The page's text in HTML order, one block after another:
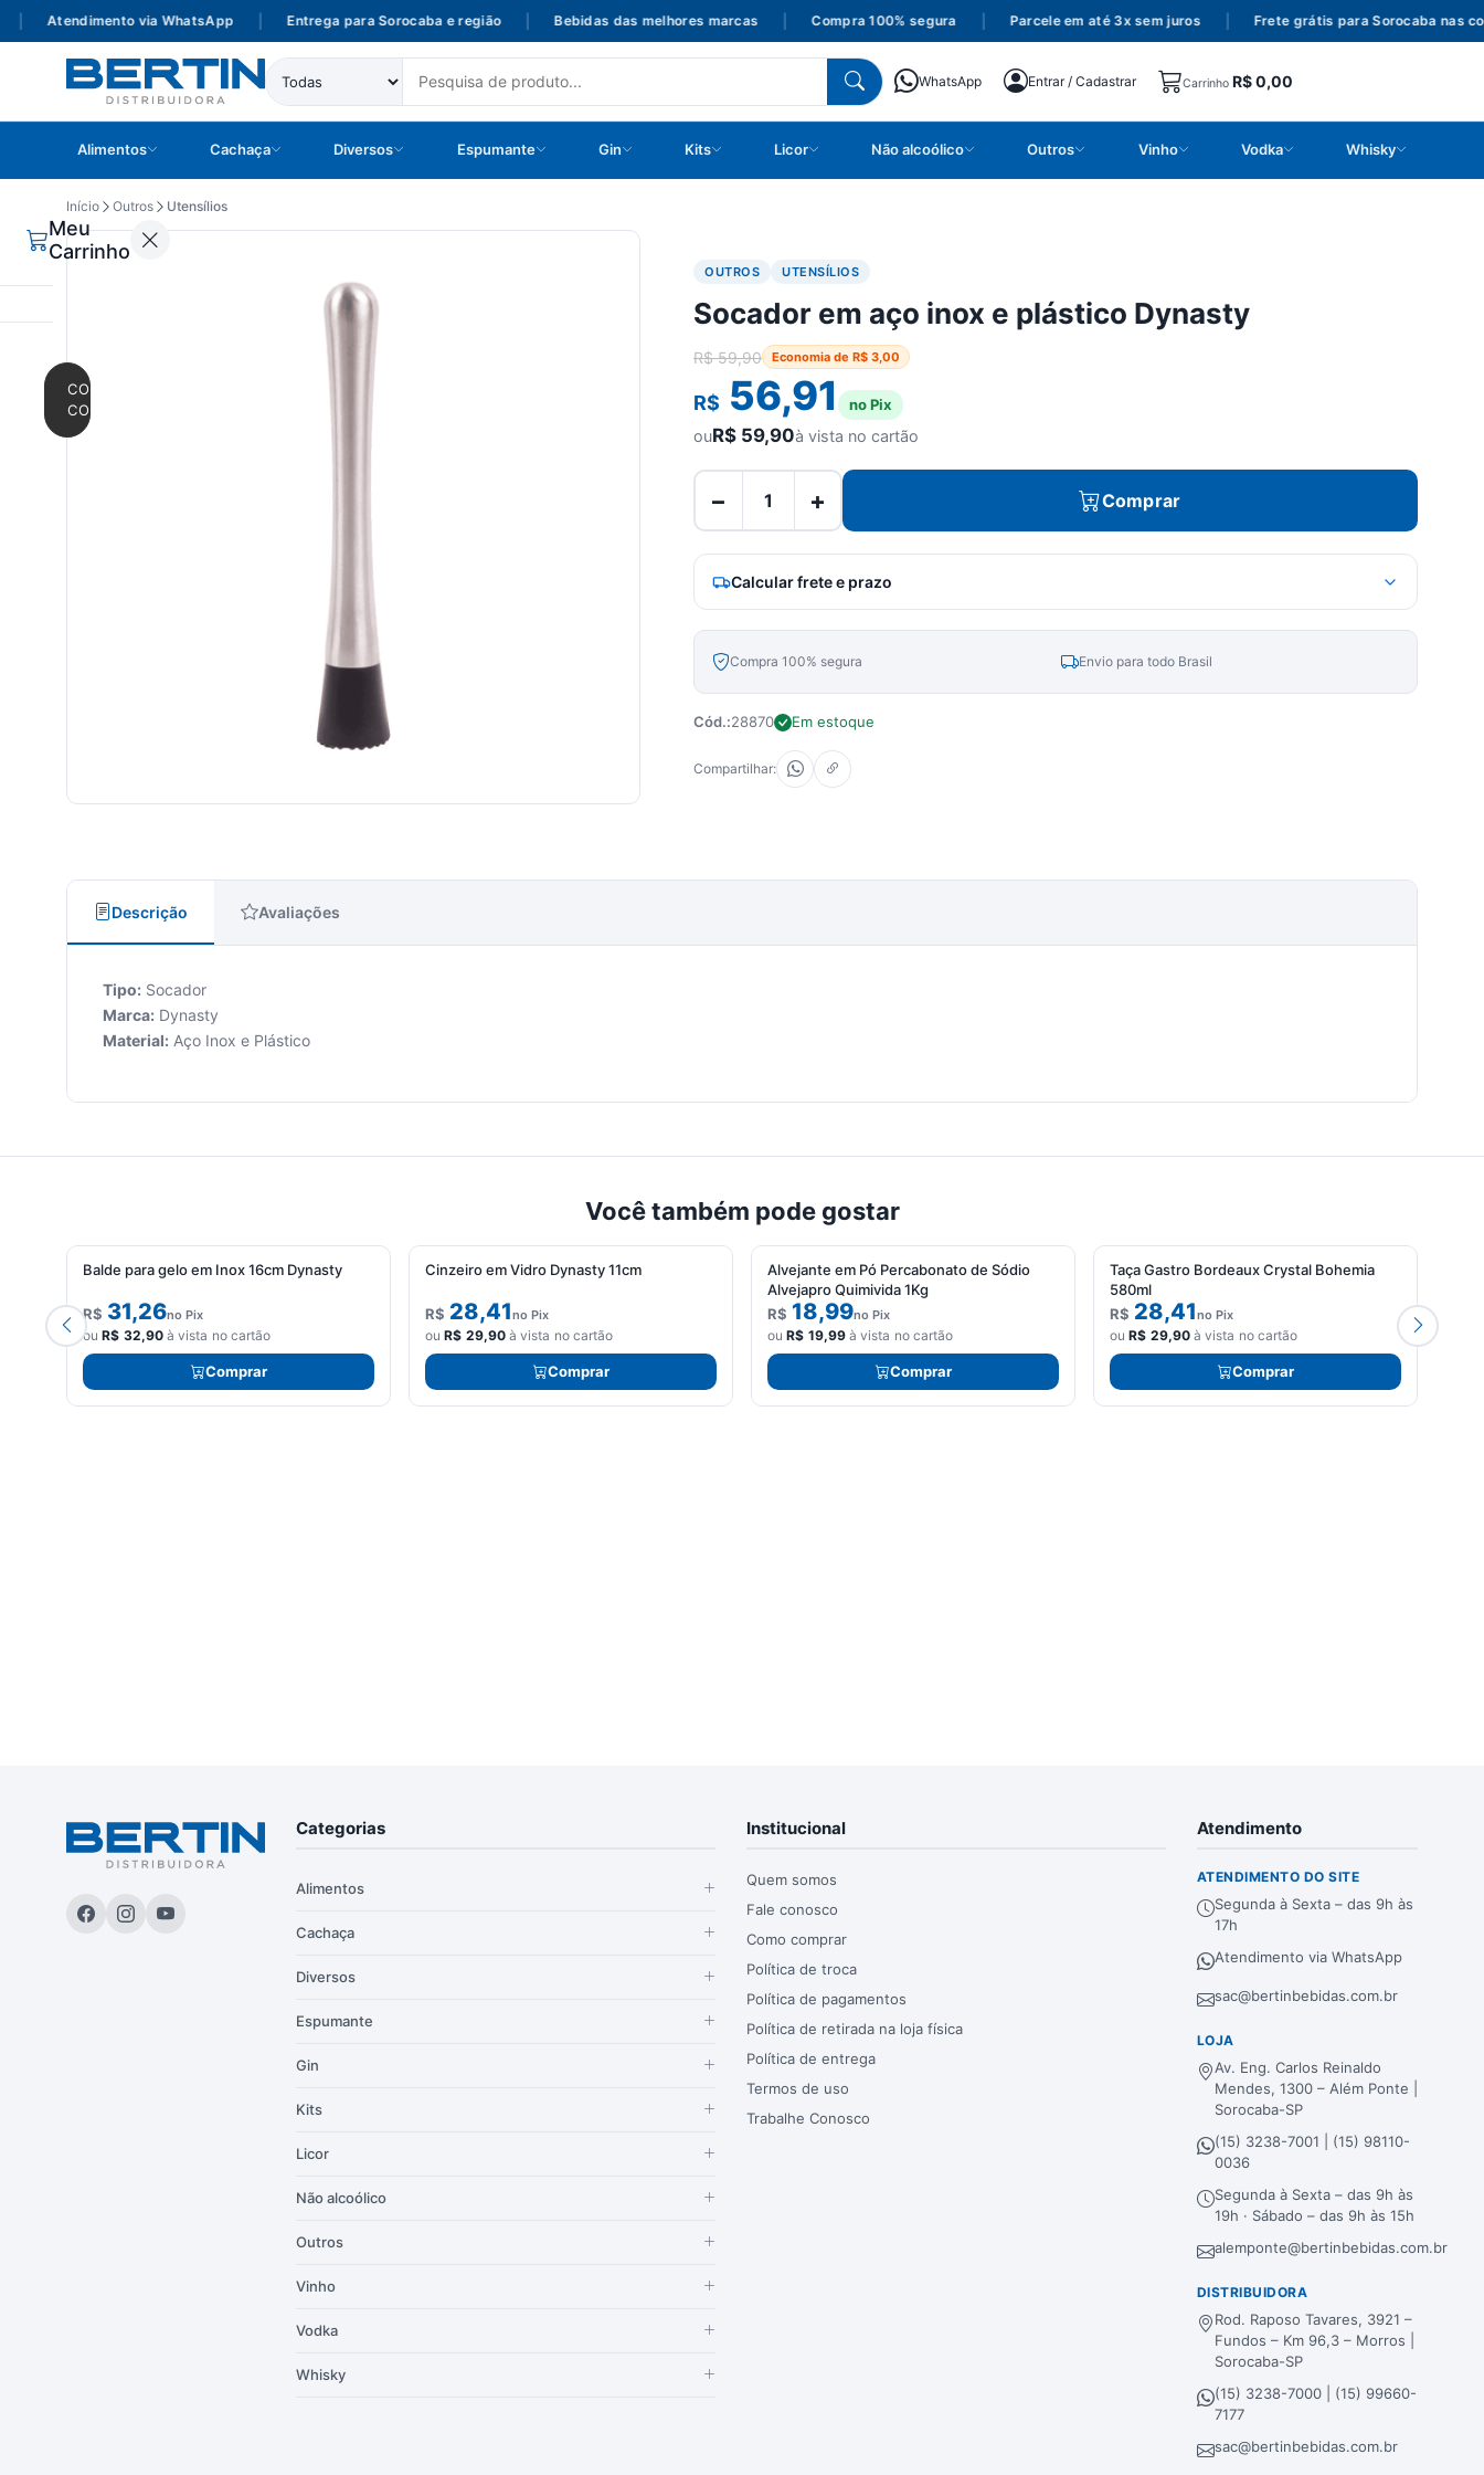
Atendimento via WhatsApp Entrega para Sorocaba e região Bebidas das melhores marcas Compra 100% segura Parcele em até 3x sem juros Frete grátis para Sorocaba nas
WhatsApp Entrar / Cadastrar Carrinho R$0,00
Alimentos Cachaça Diversos Espumante Gin Kits Licor Não alcoólico Outros Vinho Vodka Whisky
Meu
Carrinho
Adicione
CONTINUAR
COMPRANDO
Início Outros Utensílios
OUTROS UTENSÍLIOS
Socador em aço inox e plástico Dynasty
R$59,90 Economia de R$ 3,00
R$ 56,91 no Pix
ouR$ 59,90à vista no cartão
− + Comprar
Calcular frete e prazo
Compra 100% segura Envio para todo Brasil
Cód.:28870 Em estoque
Compartilhar:
Descrição Avaliações
Tipo: Socador
Marca: Dynasty
Material: Aço Inox e Plástico
Você também pode gostar
Balde para gelo em Inox 16cm Dynasty
R$ 31,26no Pix
ouR$ 32,90à vista no cartão
Comprar
Cinzeiro em Vidro Dynasty 11cm
R$ 28,41no Pix
ouR$ 29,90à vista no cartão
Comprar
NOVO
Alvejante em Pó Percabonato de Sódio
Alvejapro Quimivida 1Kg
R$ 18,99no Pix
ouR$ 19,99à vista no cartão
Comprar
Taça Gastro Bordeaux Crystal Bohemia
580ml
R$ 28,41no Pix
ouR$ 29,90à vista no cartão
Comprar
Categorias
Alimentos
Cachaça
Diversos
Espumante
Gin
Kits
Licor
Não alcoólico
Outros
Vinho
Vodka
Whisky
Institucional
Quem somos
Fale conosco
Como comprar
Política de troca
Política de pagamentos
Política de retirada na loja física
Política de entrega
Termos de uso
Trabalhe Conosco
Atendimento
ATENDIMENTO DO SITE
Segunda à Sexta – das 9h às
17h
Atendimento via WhatsApp
sac@bertinbebidas.com.br
LOJA
Av. Eng. Carlos Reinaldo
Mendes, 1300 – Além Ponte |
Sorocaba-SP
(15) 3238-7001 | (15) 98110-
0036
Segunda à Sexta – das 9h às
19h · Sábado – das 9h às 15h
alemponte@bertinbebidas.com.br
DISTRIBUIDORA
Rod. Raposo Tavares, 3921 –
Fundos – Km 96,3 – Morros |
Sorocaba-SP
(15) 3238-7000 | (15) 99660-
7177
sac@bertinbebidas.com.br